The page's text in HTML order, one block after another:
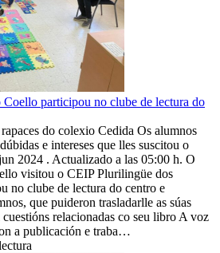
participou no clube de lectura do
do colexio Cedida Os alumnos
e intereses que lles suscitou o
2024 . Actualizado a las 05:00 h. O
visitou o CEIP Plurilingüe dos
no clube de lectura do centro e
que puideron trasladarlle as súas
relacionadas co seu libro A voz
a publicación e traba…